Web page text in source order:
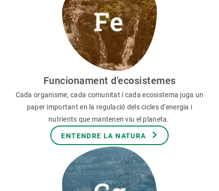
Funcionament d'ecosistemes
Cada organisme, cada comunitat i cada ecosistema juga un
paper important en la regulació dels cicles d'energia i
nutrients que mantenen viu el planeta.
ENTENDRE LA NATURA